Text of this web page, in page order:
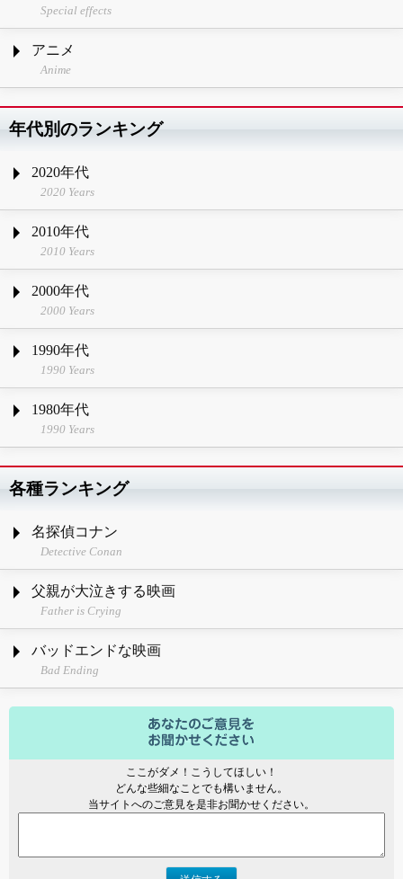
Special effects
アニメ
Anime
年代別のランキング
2020年代
2020 Years
2010年代
2010 Years
2000年代
2000 Years
1990年代
1990 Years
1980年代
1990 Years
各種ランキング
名探偵コナン
Detective Conan
父親が大泣きする映画
Father is Crying
バッドエンドな映画
Bad Ending
ここがダメ！こうしてほしい！
どんな些細なことでも構いません。
当サイトへのご意見を是非お聞かせください。